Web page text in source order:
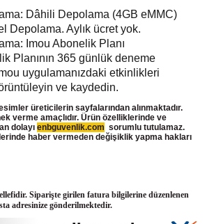
Dâhili Depolama (4GB eMMC)
Depolama. Aylık ücret yok.
Imou Abonelik Planı
Planının 365 günlük deneme
uygulamanızdaki etkinlikleri
ve kaydedin.
üreticilerin sayfalarından alınmaktadır.
verme amaçlıdır. Ürün özelliklerinde ve
dolayı enbguvenlik.com sorumlu tutulamaz.
haber vermeden değişiklik yapma hakları
Siparişte girilen fatura bilgilerine düzenlenen
adresinize gönderilmektedir.